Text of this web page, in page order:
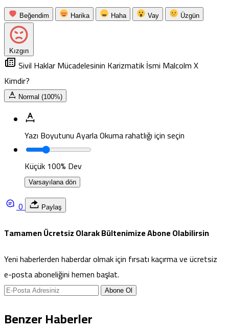
Beğendim Harika Haha Vay Üzgün
Kızgın
Sivil Haklar Mücadelesinin Karizmatik İsmi Malcolm X
Kimdir?
Normal (100%)
Yazı Boyutunu AyarlaOkuma rahatlığı için seçin
Küçük100% Dev
Varsayılana dön
0 Paylaş
Tamamen Ücretsiz Olarak Bültenimize Abone Olabilirsin
Yeni haberlerden haberdar olmak için fırsatı kaçırma ve ücretsiz
e-posta aboneliğini hemen başlat.
Abone Ol
Benzer Haberler